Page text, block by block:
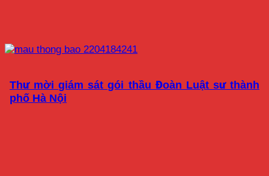
Thư mời giám sát gói thầu Đoàn Luật sư thành
phố Hà Nội